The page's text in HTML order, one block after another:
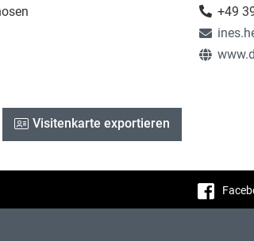
+49
Visitenkarte exportieren